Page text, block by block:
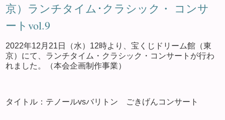
京）ランチタイム･クラシック・ コンサ
ートvol.9
2022年12月21日（水）12時より、宝くじドリーム館（東
京）にて、ランチタイム・クラシック・コンサートが行わ
れました。（本会企画制作事業）
タイトル：テノールvsバリトン ごきげんコンサート